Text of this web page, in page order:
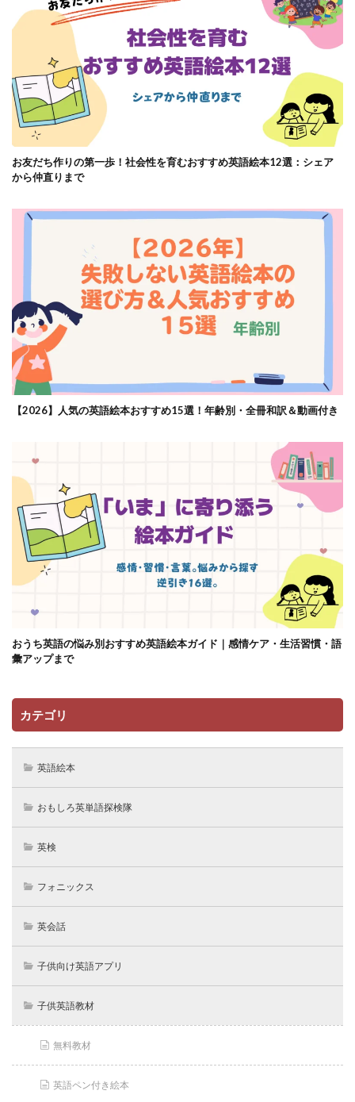
お友だち作りの第一歩！社会性を育むおすすめ英語絵本12選：シェア
から仲直りまで
【2026】人気の英語絵本おすすめ15選！年齢別・全冊和訳＆動画付き
おうち英語の悩み別おすすめ英語絵本ガイド｜感情ケア・生活習慣・語
彙アップまで
カテゴリ
英語絵本
おもしろ英単語探検隊
英検
フォニックス
英会話
子供向け英語アプリ
子供英語教材
無料教材
英語ペン付き絵本